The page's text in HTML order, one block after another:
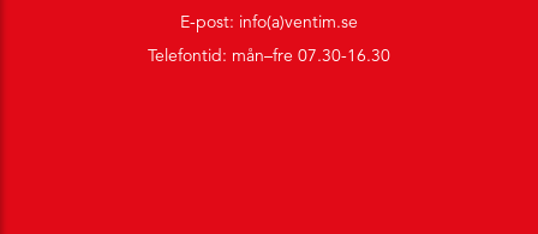
E-post: info(a)ventim.se
Telefontid: mån–fre 07.30-16.30